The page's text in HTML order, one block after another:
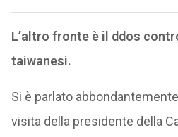
L’altro fronte è il ddos
taiwanesi.
Si è parlato
visita della presidente della